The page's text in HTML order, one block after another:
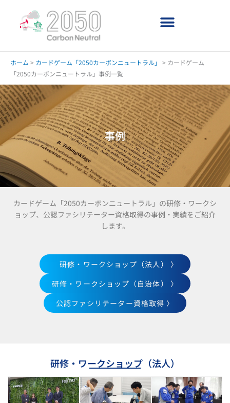
キ
ホーム > カードゲーム「2050カーボンニュートラル」 > カードゲーム
「2050カーボンニュートラル」事例一覧
事例
カードゲーム「2050カーボンニュートラル」の研修・ワークシ
ョップ、公認ファシリテーター資格取得の事例・実績をご紹介
します。
研修・ワークショップ（法人） 〉
研修・ワークショップ（自治体） 〉
公認ファシリテーター資格取得 〉
研修・ワークショップ（法人）